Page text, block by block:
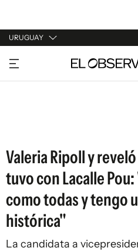
URUGUAY
URUGUAY
ARGENTINA
Valeria Ripoll y
tuvo con Lacalle
como todas y tengo
histórica"
La candidata a